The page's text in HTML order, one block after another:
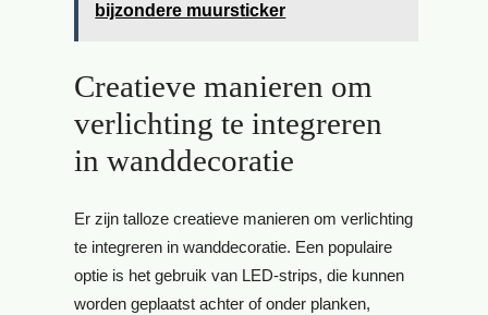
bijzondere muursticker
Creatieve manieren om
verlichting te integreren
in wanddecoratie
Er zijn talloze creatieve manieren om verlichting
te integreren in wanddecoratie. Een populaire
optie is het gebruik van LED-strips, die kunnen
worden geplaatst achter of onder planken,